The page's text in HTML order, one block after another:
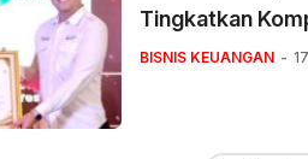
Tingkatkan
BISNIS KEUANGAN